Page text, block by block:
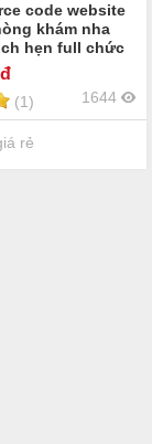
code website
khám nha
hẹn full chức
Phần mềm
khám nha
khám bệnh
lý bệnh
(1) 1644
rẻ